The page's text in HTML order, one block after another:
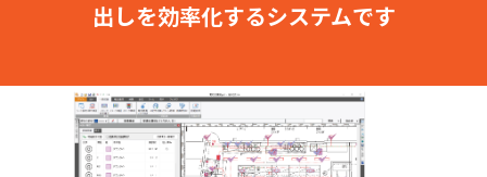
出しを効率化するシステムです